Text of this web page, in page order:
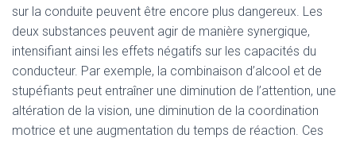
sur la conduite peuvent être encore plus dangereux. Les
deux substances peuvent agir de manière synergique,
intensifiant ainsi les effets négatifs sur les capacités du
conducteur. Par exemple, la combinaison d’alcool et de
stupéfiants peut entraîner une diminution de l’attention, une
altération de la vision, une diminution de la coordination
motrice et une augmentation du temps de réaction. Ces